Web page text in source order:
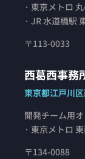
· 東京メトロ
· JR 水道橋駅
〒113-0033
西葛西事務
東京都江戸川
開発チーム用
· 東京メトロ
〒134-0088